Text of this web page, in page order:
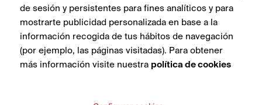
Book White Blind Natural 50X100
de sesión y persistentes para fines analíticos y para
mostrarte publicidad personalizada en base a la
información recogida de tus hábitos de navegación
(por ejemplo, las páginas visitadas). Para obtener
más información visite nuestra política de cookies